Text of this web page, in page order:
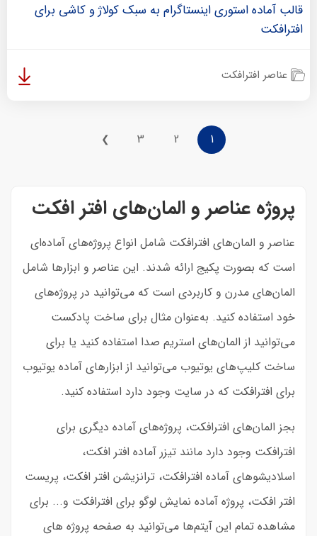
قالب آماده استوری اینستاگرام به سبک کولاژ و کاشی برای
افترافکت
عناصر افترافکت
1
2
3
❯
پروژه عناصر و المان‌های افتر افکت
عناصر و المان‌های افترافکت شامل انواع پروژه‌های آماده‌ای
است که بصورت پکیج ارائه شدند. این عناصر و ابزارها شامل
المان‌های مدرن و کاربردی است که می‌توانید در پروژه‌های
خود استفاده کنید. به‌عنوان مثال برای ساخت پادکست
می‌توانید از المان‌های استریم صدا استفاده کنید یا برای
ساخت کلیپ‌های یوتیوب می‌توانید از ابزارهای آماده یوتیوب
برای افترافکت که در سایت وجود دارد استفاده کنید.
بجز المان‌های افترافکت، پروژه‌های آماده دیگری برای
افترافکت وجود دارد مانند تیزر آماده افتر افکت،
اسلادیشوهای آماده افترافکت، ترانزیشن افتر افکت، پریست
افتر افکت، پروژه آماده نمایش لوگو برای افترافکت و... برای
مشاهده تمام این آیتم‌ها می‌توانید به صفحه پروژه های